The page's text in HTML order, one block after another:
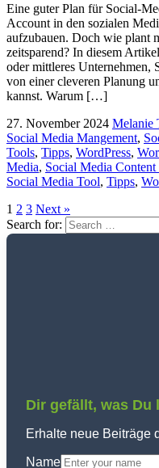
Eine guter Plan für Social-
Account in den sozialen
aufzubauen. Doch wie plant
zeitsparend? In diesem
oder mittleres Unternehmen,
von einer cleveren Planung
kannst. Warum […]
27. November 2024 Melanie
Social Media Mangement,
Tools, Tipps, WordPress,
Media, Social Media Content
Social Media Tool, Tipps,
1 2 3 Next »
Search for:
Dir gefällt, was Du
Erhalte neue Beiträge
Name